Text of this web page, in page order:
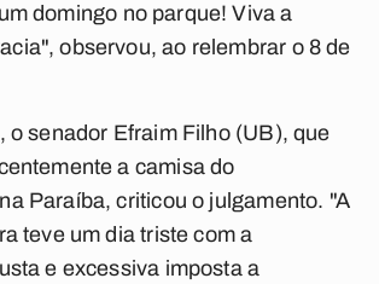
domingo no parque! Viva a
observou, ao relembrar o 8 de
o senador Efraim Filho (UB), que
a camisa do
Paraíba, criticou o julgamento. "A
teve um dia triste com a
e excessiva imposta a